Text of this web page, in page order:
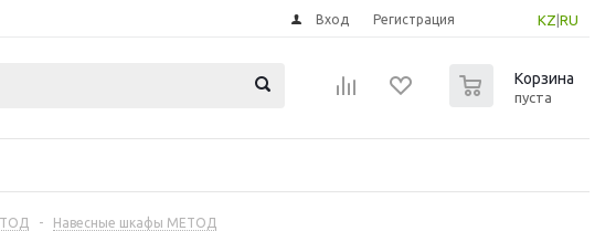
KZ RU
Вход Регистрация
Корзина
пуста
- Навесные шкафы МЕТОД